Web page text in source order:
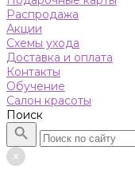
Распродажа
Акции
Схемы ухода
Доставка и оплата
Контакты
Обучение
Салон красоты
Поиск